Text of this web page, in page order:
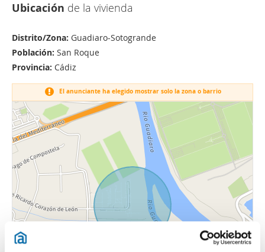
Ubicación de la vivienda
Distrito/Zona: Guadiaro-Sotogrande
Población: San Roque
Provincia: Cádiz
El anunciante ha elegido mostrar solo la zona o barrio